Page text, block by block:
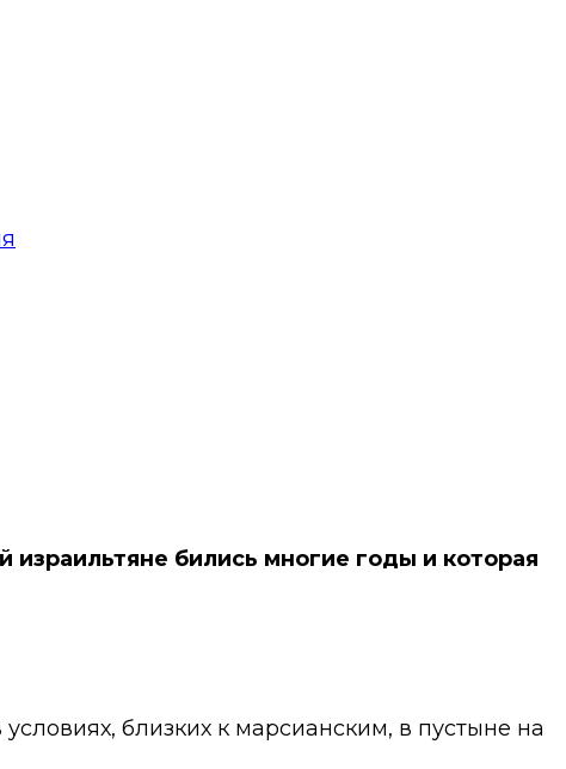
бились многие годы и которая
близких к марсианским, в пустыне на